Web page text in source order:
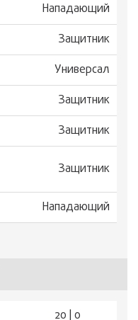
Нападающий
Защитник
Универсал
Защитник
Защитник
Защитник
Нападающий
20 | 0